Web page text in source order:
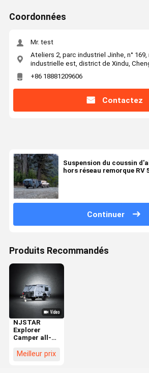
Coordonnées
Mr. test
Ateliers 2, parc industriel Jinhe, n° 169,
industrielle est, district de Xindu,
+86 18881209606
Contactez
Suspension du coussin
hors réseau remorque RV
Continuer
Produits Recommandés
NJSTAR
Explorer
Camper all-
pour des
Meilleur prix